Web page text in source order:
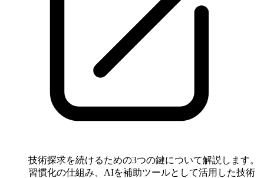
技術探求を続けるための3つの鍵について解説します。
習慣化の仕組み、AIを補助ツールとして活用した技術